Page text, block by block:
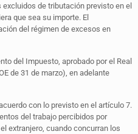
de tributación previsto en el
que sea su importe. El
del régimen de excesos en
del Impuesto, aprobado por el Real
de 31 de marzo), en adelante
con lo previsto en el artículo 7.
del trabajo percibidos por
extranjero, cuando concurran los